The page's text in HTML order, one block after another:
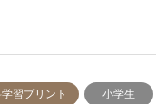
習プリント 小学生